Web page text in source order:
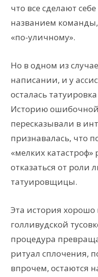
что все сделают
названием
«по-уличному».
Но в одном из
написании, и у
осталась
Историю
пересказывали в
признавалась, что
«мелких
отказаться от роли
татуировщицы.
Эта история хорошо
голливудской
процедура
ритуал сплочения,
впрочем, остаются